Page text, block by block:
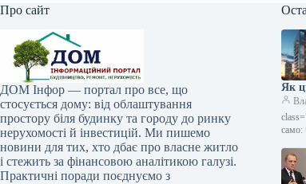
Про сайт
ДОМ Інфор — портал про все, що
стосується дому: від облаштування
простору біля будинку та городу до ринку
нерухомості й інвестицій. Ми пишемо
новини для тих, хто дбає про власне житло
і стежить за фінансовою аналітикою галузі.
Практичні поради поєднуємо з
Як
само: